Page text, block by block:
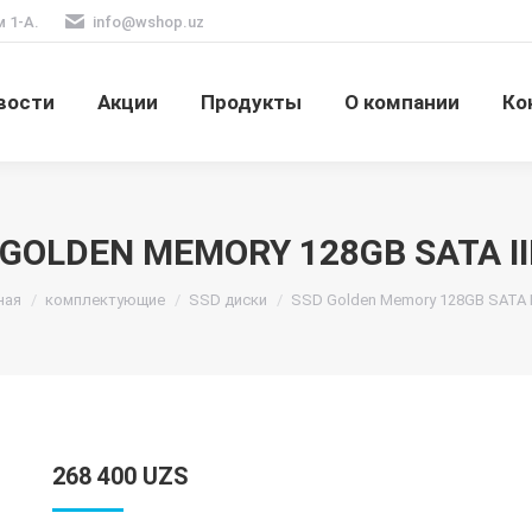
1-А. info@wshop.uz
Акции Продукты О компании
MEMORY 128GB SATA
комплектующие SSD диски SSD Golden Memory 128GB SATA
268 400 UZS